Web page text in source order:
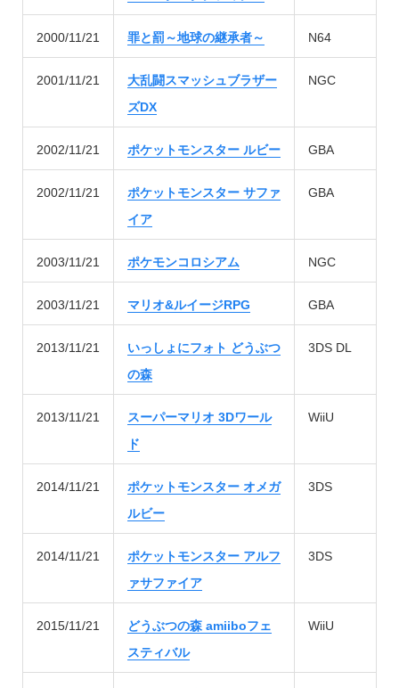
2000/11/21 罪と罰～地球の継承者～ N64
2001/11/21
大乱闘スマッシュブラザー
ズDX
NGC
2002/11/21 ポケットモンスター ルビー GBA
2002/11/21
ポケットモンスター サファ
イア
GBA
2003/11/21 ポケモンコロシアム NGC
2003/11/21 マリオ&ルイージRPG GBA
2013/11/21
いっしょにフォト どうぶつ
の森
3DS DL
2013/11/21
スーパーマリオ 3Dワール
ド
WiiU
2014/11/21
ポケットモンスター オメガ
ルビー
3DS
2014/11/21
ポケットモンスター アルフ
ァサファイア
3DS
2015/11/21
どうぶつの森 amiiboフェ
スティバル
WiiU